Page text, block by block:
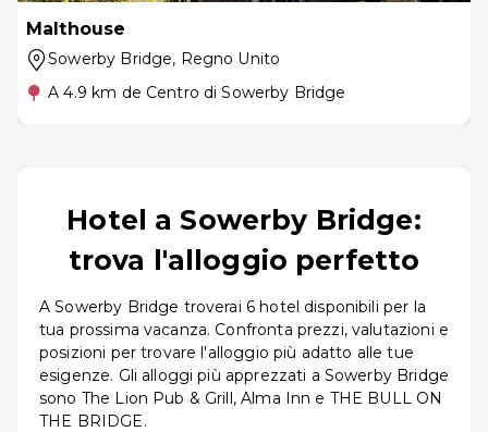
Malthouse
Sowerby Bridge, Regno Unito
A 4.9 km de Centro di Sowerby Bridge
Hotel a Sowerby Bridge:
trova l'alloggio perfetto
A Sowerby Bridge troverai 6 hotel disponibili per la
tua prossima vacanza. Confronta prezzi, valutazioni e
posizioni per trovare l'alloggio più adatto alle tue
esigenze. Gli alloggi più apprezzati a Sowerby Bridge
sono The Lion Pub & Grill, Alma Inn e THE BULL ON
THE BRIDGE.